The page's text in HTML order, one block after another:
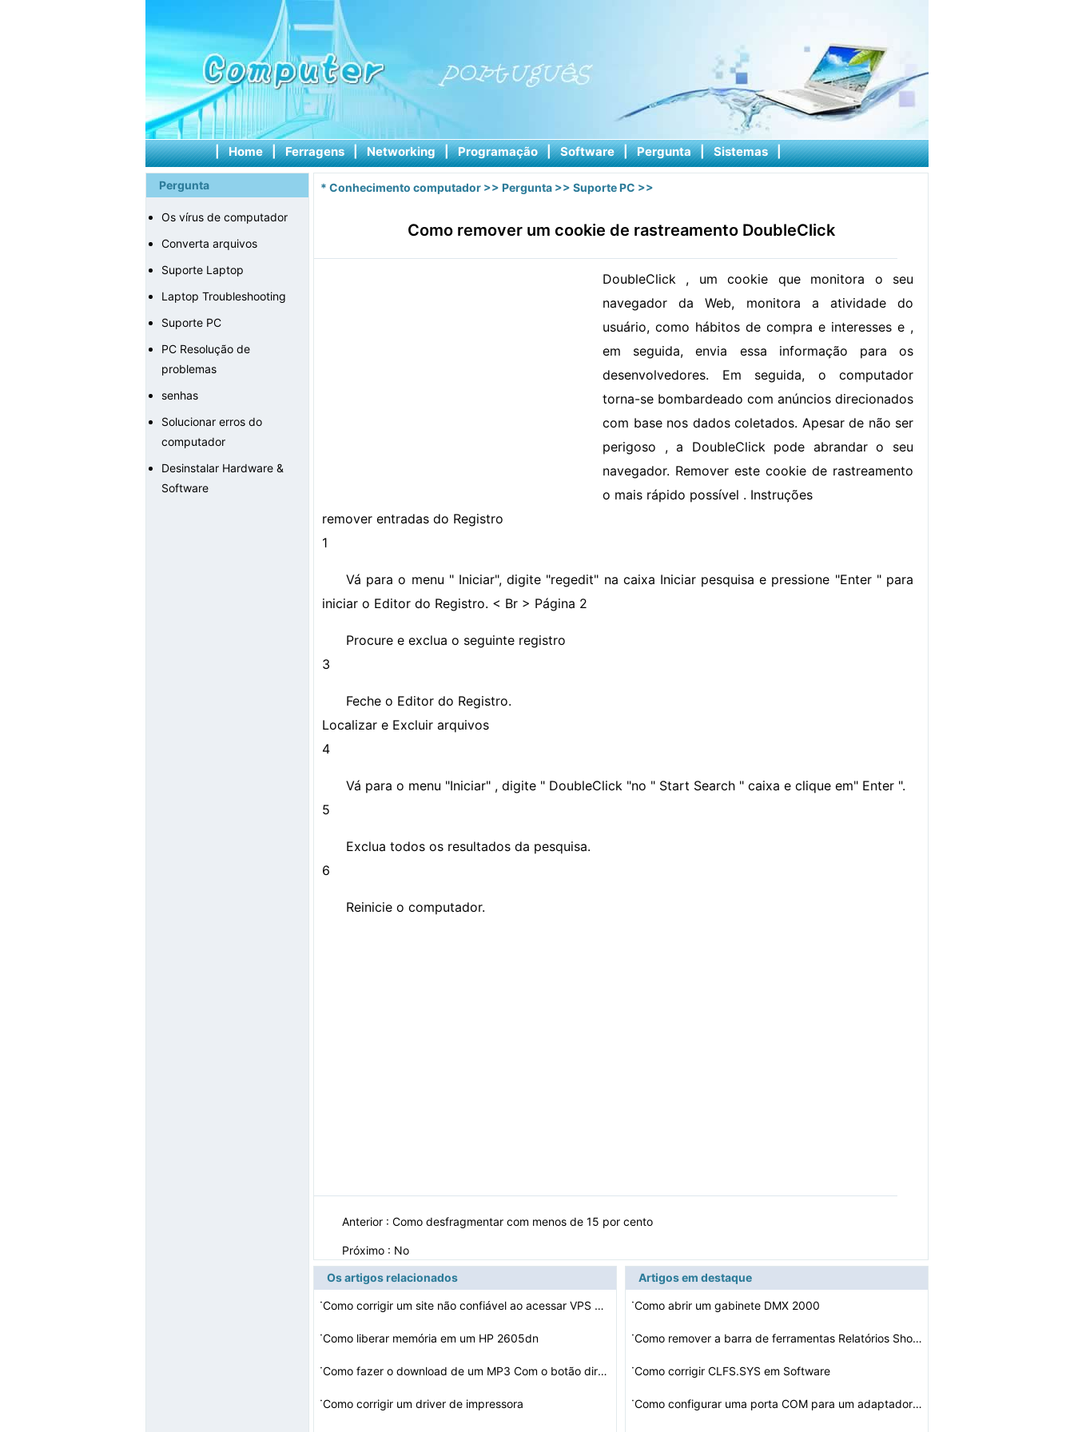
| Home | Ferragens | Networking | Programação | Software | Pergunta | Sistemas |
Pergunta
Os vírus de computador
Converta arquivos
Suporte Laptop
Laptop Troubleshooting
Suporte PC
PC Resolução de
problemas
senhas
Solucionar erros do
computador
Desinstalar Hardware &
Software
* Conhecimento computador >> Pergunta >> Suporte PC >>
Como remover um cookie de rastreamento DoubleClick
DoubleClick , um cookie que monitora o seu
navegador da Web, monitora a atividade do
usuário, como hábitos de compra e interesses e ,
em seguida, envia essa informação para os
desenvolvedores. Em seguida, o computador
torna-se bombardeado com anúncios direcionados
com base nos dados coletados. Apesar de não ser
perigoso , a DoubleClick pode abrandar o seu
navegador. Remover este cookie de rastreamento
o mais rápido possível . Instruções
remover entradas do Registro
1
Vá para o menu " Iniciar", digite "regedit" na caixa Iniciar pesquisa e pressione "Enter " para
iniciar o Editor do Registro. < Br > Página 2
Procure e exclua o seguinte registro
3
Feche o Editor do Registro.
Localizar e Excluir arquivos
4
Vá para o menu "Iniciar" , digite " DoubleClick "no " Start Search " caixa e clique em" Enter ".
5
Exclua todos os resultados da pesquisa.
6
Reinicie o computador.
Anterior : Como desfragmentar com menos de 15 por cento
Próximo : No
Os artigos relacionados
·
Como corrigir um site não confiável ao acessar VPS CP…
·Como liberar memória em um HP 2605dn
· Como fazer o download de um MP3 Com o botão direito do…
·Como corrigir um driver de impressora
Artigos em destaque
·Como abrir um gabinete DMX 2000
· Como remover a barra de ferramentas Relatórios Shopper…
·Como corrigir CLFS.SYS em Software
· Como configurar uma porta COM para um adaptador infrave…